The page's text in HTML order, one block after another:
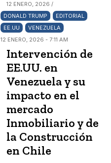
12 ENERO, 2026 /
DONALD TRUMP
EDITORIAL
EE.UU
VENEZUELA
12 ENERO, 2026 - 7:11 AM
Intervención de
EE.UU. en
Venezuela y su
impacto en el
mercado
Inmobiliario y de
la Construcción
en Chile